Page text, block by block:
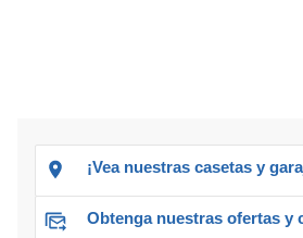
¡Vea nuestras casetas y
Obtenga nuestras ofertas y